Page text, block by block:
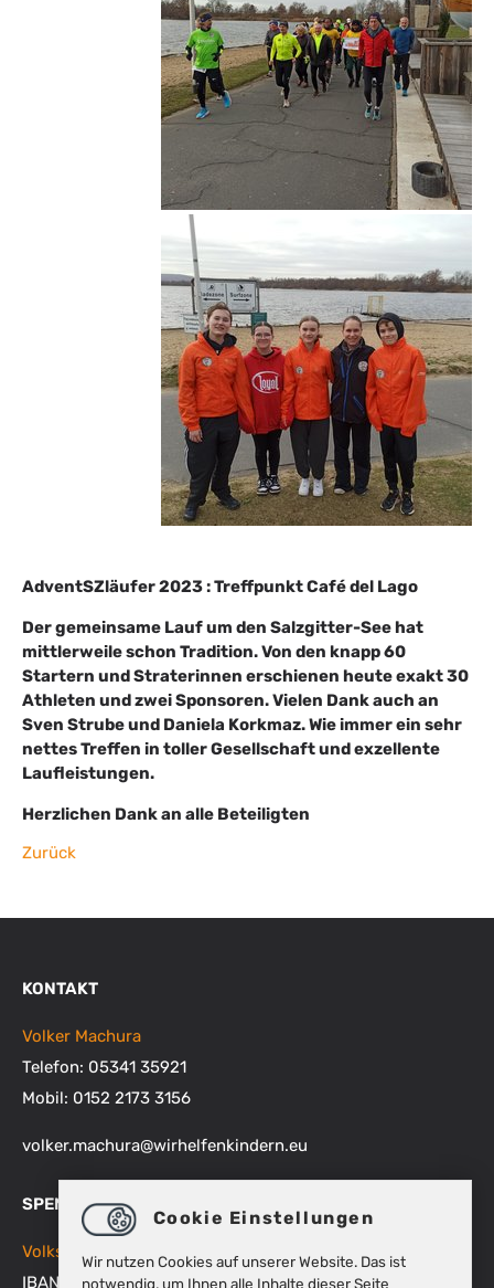
AdventSZläufer 2023: Treffpunkt Café del Lago
Der gemeinsame Lauf um den Salzgitter-See hat
mittlerweile schon Tradition. Von den knapp 60
Startern und Straterinnen erschienen heute exakt 30
Athleten und zwei Sponsoren. Vielen Dank auch an
Sven Strube und Daniela Korkmaz. Wie immer ein sehr
nettes Treffen in toller Gesellschaft und exzellente
Laufleistungen.
Herzlichen Dank an alle Beteiligten
Zurück
KONTAKT
Volker Machura
Telefon: 05341 35921
Mobil: 0152 2173 3156
volker.machura@wirhelfenkindern.eu
SPENDENKONTEN
Volksbank BRAWO
IBAN: DE48 2699 1066 1512 9270 00
Cookie Einstellungen
Wir nutzen Cookies auf unserer Website. Das ist
notwendig, um Ihnen alle Inhalte dieser Seite